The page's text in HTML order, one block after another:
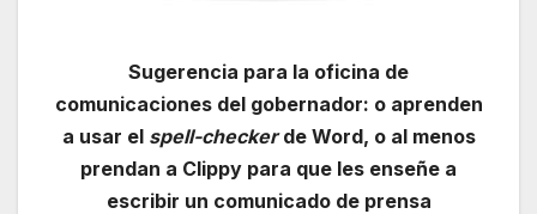
Sugerencia para la oficina de
comunicaciones del gobernador: o aprenden
a usar el spell-checkerde Word, o al menos
prendan a Clippy para que les enseñe a
escribir un comunicado de prensa